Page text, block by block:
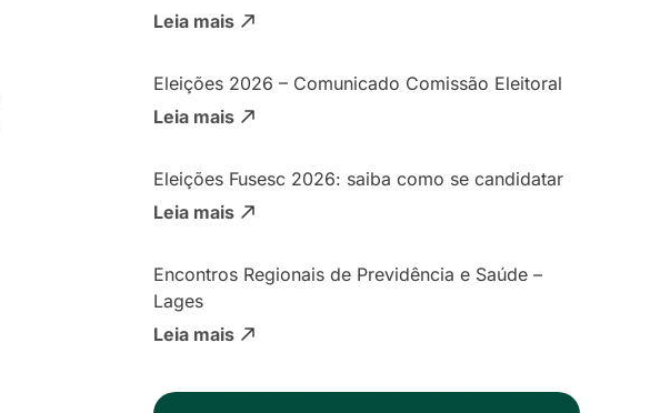
Leia mais
Eleições 2026 – Comunicado Comissão Eleitoral
Leia mais
Eleições Fusesc 2026: saiba como se candidatar
Leia mais
Encontros Regionais de Previdência e Saúde –
Lages
Leia mais